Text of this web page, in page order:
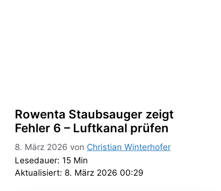
Rowenta Staubsauger zeigt
Fehler 6 – Luftkanal prüfen
8. März 2026 von Christian Winterhofer
Lesedauer: 15 Min
Aktualisiert: 8. März 2026 00:29